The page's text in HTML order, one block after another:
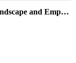
풍경과 감정이입 Landscape and Empathy